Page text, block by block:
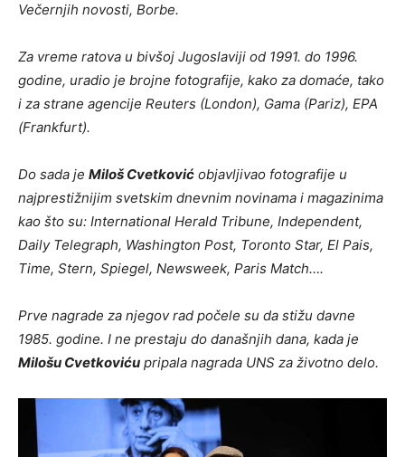
Večernjih novosti, Borbe.
Za vreme ratova u bivšoj Jugoslaviji od 1991. do 1996.
godine, uradio je brojne fotografije, kako za domaće, tako
i za strane agencije Reuters (London), Gama (Pariz), EPA
(Frankfurt).
Do sada je Miloš Cvetković objavljivao fotografije u
najprestižnijim svetskim dnevnim novinama i magazinima
kao što su: International Herald Tribune, Independent,
Daily Telegraph, Washington Post, Toronto Star, El Pais,
Time, Stern, Spiegel, Newsweek, Paris Match….
Prve nagrade za njegov rad počele su da stižu davne
1985. godine. I ne prestaju do današnjih dana, kada je
Milošu Cvetkoviću pripala nagrada UNS za životno delo.